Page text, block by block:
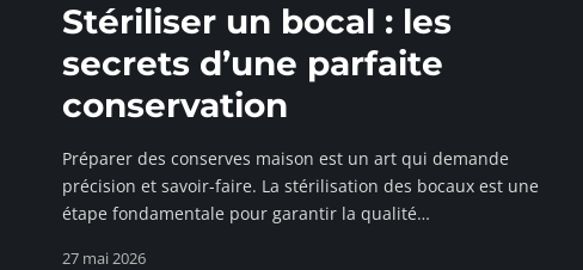
Stériliser un bocal : les
secrets d’une parfaite
conservation
Préparer des conserves maison est un art qui demande
précision et savoir-faire. La stérilisation des bocaux est une
étape fondamentale pour garantir la qualité…
27 mai 2026